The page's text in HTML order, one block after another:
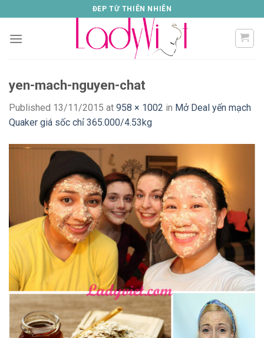
to
content
ĐEP TỪ THIÊN NHIÊN
yen-mach-nguyen-chat
Published 13/11/2015 at 958 × 1002 in Mở Deal yến mạch
Quaker giá sốc chỉ 365.000/4.53kg